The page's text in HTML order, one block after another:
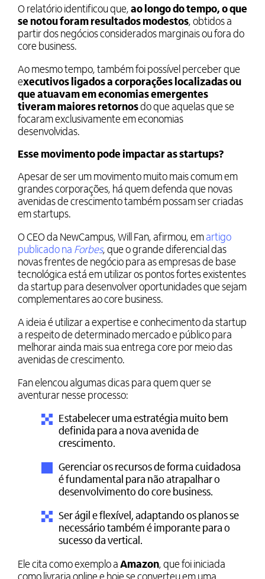
O relatório identificou que, ao longo do tempo, o que
se notou foram resultados modestos, obtidos a
partir dos negócios considerados marginais ou fora do
core business.
Ao mesmo tempo, também foi possível perceber que
executivos ligados a corporações localizadas ou
que atuavam em economias emergentes
tiveram maiores retornosdo que aquelas que se
focaram exclusivamente em economias
desenvolvidas.
Esse movimento pode impactar as startups?
Apesar de ser um movimento muito mais comum em
grandes corporações, há quem defenda que novas
avenidas de crescimento também possam ser criadas
em startups.
O CEO da NewCampus, Will Fan, afirmou, emartigo
publicado na Forbes, que o grande diferencial das
novas frentes de negócio para as empresas de base
tecnológica está em utilizar os pontos fortes existentes
da startup para desenvolver oportunidades que sejam
complementares ao core business.
A ideia é utilizar a expertise e conhecimento da startup
a respeito de determinado mercado e público para
melhorar ainda mais sua entrega core por meio das
avenidas de crescimento.
Fan elencou algumas dicas para quem quer se
aventurar nesse processo:
Estabelecer uma estratégia muito bem
definida para a nova avenida de
crescimento.
Gerenciar os recursos de forma cuidadosa
é fundamental para não atrapalhar o
desenvolvimento do core business.
Ser ágil e flexível, adaptando os planos se
necessário também é imporante para o
sucesso da vertical.
Ele cita como exemplo a Amazon, que foi iniciada